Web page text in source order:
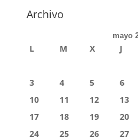
Archivo
mayo
L M X J
3
4 5 6
10
11 12 13
17
18 19 20
24
25 26 27